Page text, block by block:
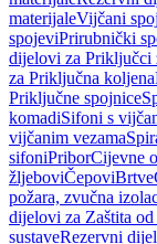
materijaleVijčani
spojeviPrirubnički
dijelovi za Priključci
za Priključna koljena
Priključne spojnice
komadiSifoni s
vijčanim vezama
sifoniPriborCijevne
žljeboviČepoviBrtve
požara, zvučna
dijelovi za Zaštita od
sustaveRezervni